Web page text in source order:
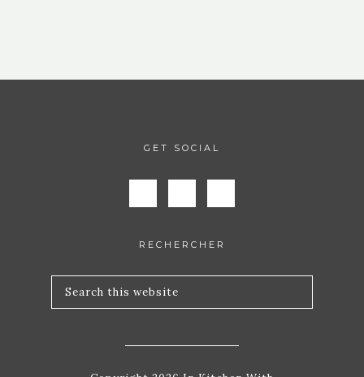
GET SOCIAL
RECHERCHER